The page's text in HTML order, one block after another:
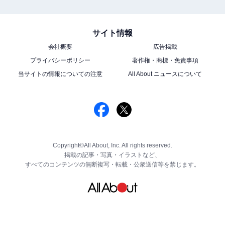
サイト情報
会社概要
広告掲載
プライバシーポリシー
著作権・商標・免責事項
当サイトの情報についての注意
All About ニュースについて
Copyright©All About, Inc. All rights reserved.
掲載の記事・写真・イラストなど、
すべてのコンテンツの無断複写・転載・公衆送信等を禁じます。